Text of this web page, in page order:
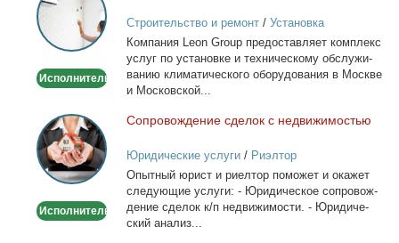
кондиционеров
в
Москве
Исполнитель
Строительство и ремонт/ Установка
кондиционеров
Ком­па­ния Leon Group предо­став­ля­ет ком­плекс
услуг по уста­нов­ке и тех­ни­че­ско­му об­слу­жи­
ва­нию кли­ма­ти­че­ско­го обо­ру­до­ва­ния в Москве
и Мос­ков­ской...
Сопровождение
сделок
с
недвижимостью
Исполнитель
Со­про­вож­де­ние сде­лок с недви­жи­мо­стью
Юридические услуги/ Риэлтор
Опыт­ный юрист и ри­ел­тор по­мо­жет и ока­жет
сле­ду­ю­щие услу­ги: - Юри­ди­че­ское со­про­вож­
де­ние сде­лок к/п недви­жи­мо­сти. - Юри­ди­че­
ский ана­лиз...